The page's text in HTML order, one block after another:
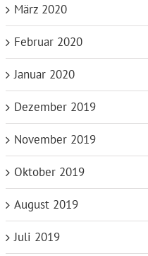
März 2020
Februar 2020
Januar 2020
Dezember 2019
November 2019
Oktober 2019
August 2019
Juli 2019